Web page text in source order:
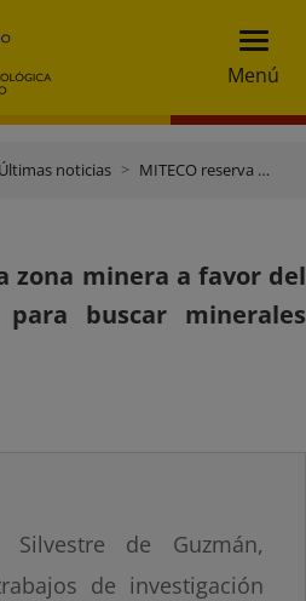
Menú
Últimas noticias MITECO reserva una zona minera a favor del Estado en Huelva para buscar minerales fundamentales
zona minera a favor del
buscar minerales
Silvestre de Guzmán,
de investigación